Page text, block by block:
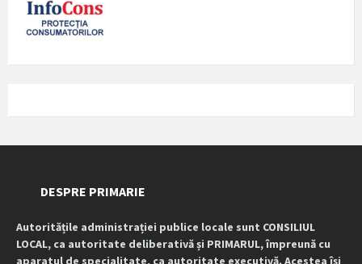
DESPRE PRIMARIE
Autoritățile administrației publice locale sunt CONSILIUL
LOCAL, ca autoritate deliberativă și PRIMARUL, împreună cu